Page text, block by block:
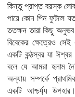
কিন্তু প্রাপ্ত বয়স্ক
পায়ে কোন পিন ফুটলে
ততক্ষন তারা কিছু অনুভব
বিবেকের ক্ষেত্রেও
একটি কন্ঠস্বর যা
বলে যে আমরা হলাম
অন্যায় সম্পর্কে
একটি আশ্চর্য্য